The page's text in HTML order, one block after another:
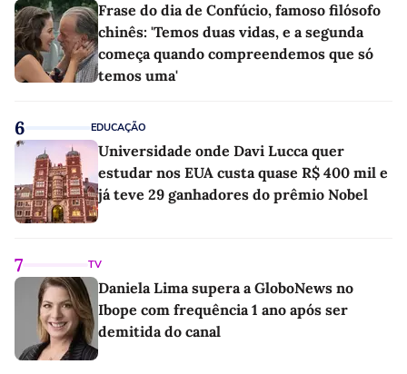
Frase do dia de Confúcio, famoso filósofo
chinês: 'Temos duas vidas, e a segunda
começa quando compreendemos que só
temos uma'
6 EDUCAÇÃO
Universidade onde Davi Lucca quer
estudar nos EUA custa quase R$ 400 mil e
já teve 29 ganhadores do prêmio Nobel
7 TV
Daniela Lima supera a GloboNews no
Ibope com frequência 1 ano após ser
demitida do canal